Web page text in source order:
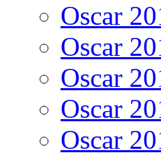
Oscar
Oscar
Oscar
Oscar
Oscar